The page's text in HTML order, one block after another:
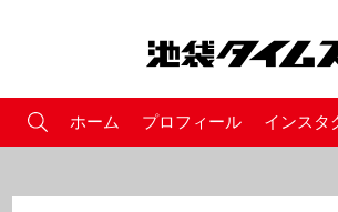
ホーム プロフィール インスタ